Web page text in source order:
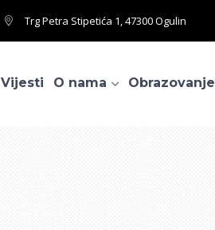
Trg Petra Stipetića 1, 47300 Ogulin
Vijesti O nama Obrazovanje